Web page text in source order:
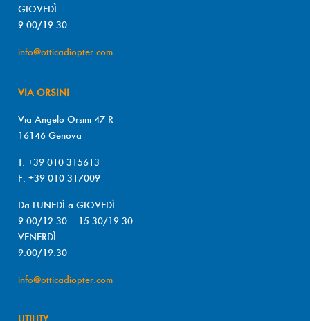
GIOVEDÌ
9.00/19.30
info@otticadiopter.com
VIA ORSINI
Via Angelo Orsini 47 R
16146 Genova
T. +39 010 315613
F. +39 010 317009
Da LUNEDÌ a GIOVEDÌ
9.00/12.30 – 15.30/19.30
VENERDÌ
9.00/19.30
info@otticadiopter.com